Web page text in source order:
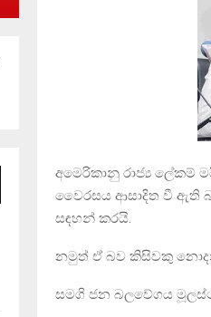
අමෙරිකානු රාජ්‍ය ලේකම්
වෛරසය ආසාදිත වී ඇති
සඳහන් කරයි.
නමුත් ඒ බව කිසිවකු
සමගි ජන බලවේගය